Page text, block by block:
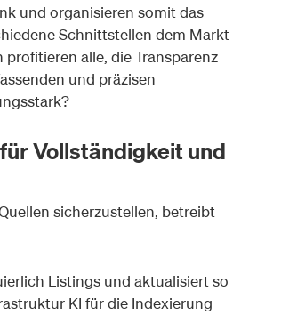
und organisieren somit das
Schnittstellen dem Markt
alle, die Transparenz
und präzisen
Vollständigkeit und
sicherzustellen, betreibt
Listings und aktualisiert so
KI für die Indexierung